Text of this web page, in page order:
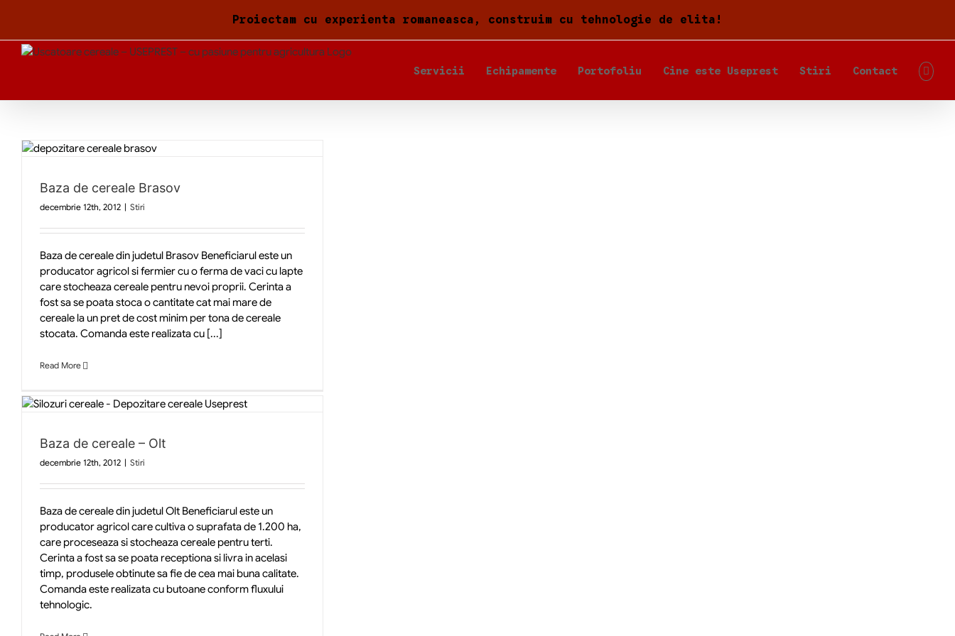
content
Proiectam cu experienta romaneasca, construim cu tehnologie de elita!
Servicii Echipamente Portofoliu Cine este Useprest Stiri Contact
Baza de cereale Brasov
decembrie 12th, 2012 | Stiri
Baza de cereale din judetul Brasov Beneficiarul este un
producator agricol si fermier cu o ferma de vaci cu lapte
care stocheaza cereale pentru nevoi proprii. Cerinta a
fost sa se poata stoca o cantitate cat mai mare de
cereale la un pret de cost minim per tona de cereale
stocata. Comanda este realizata cu [...]
Read More
Baza de cereale – Olt
decembrie 12th, 2012 | Stiri
Baza de cereale din judetul Olt Beneficiarul este un
producator agricol care cultiva o suprafata de 1.200 ha,
care proceseaza si stocheaza cereale pentru terti.
Cerinta a fost sa se poata receptiona si livra in acelasi
timp, produsele obtinute sa fie de cea mai buna calitate.
Comanda este realizata cu butoane conform fluxului
tehnologic.